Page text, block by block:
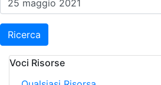
Ricerca
Voci Risorse